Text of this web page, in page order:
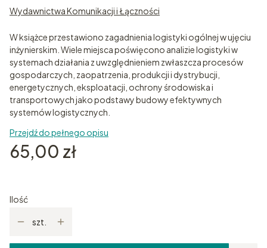
Wydawnictwa Komunikacji i Łączności
W książce przestawiono zagadnienia logistyki ogólnej w ujęciu
inżynierskim. Wiele miejsca poświęcono analizie logistyki w
systemach działania z uwzględnieniem zwłaszcza procesów
gospodarczych, zaopatrzenia, produkcji i dystrybucji,
energetycznych, eksploatacji, ochrony środowiska i
transportowych jako podstawy budowy efektywnych
systemów logistycznych.
Przejdź do pełnego opisu
Cena
65,00 zł
Ilość
szt.